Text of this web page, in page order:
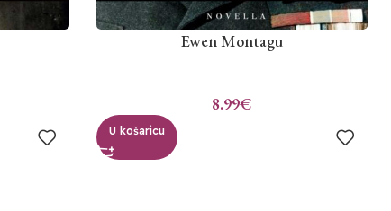
Ewen Montagu
8.99€
U košaricu